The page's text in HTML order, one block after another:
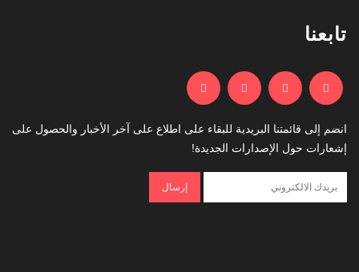
تابعنا
انضم إلى قائمتنا البريدية للبقاء على اطلاع على آخر الأخبار والحصول على
إشعارات حول الإصدارات الجديدة!